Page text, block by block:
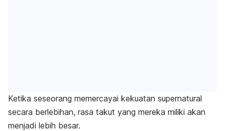
Ketika seseorang memercayai kekuatan supernatural
secara berlebihan, rasa takut yang mereka miliki akan
menjadi lebih besar.